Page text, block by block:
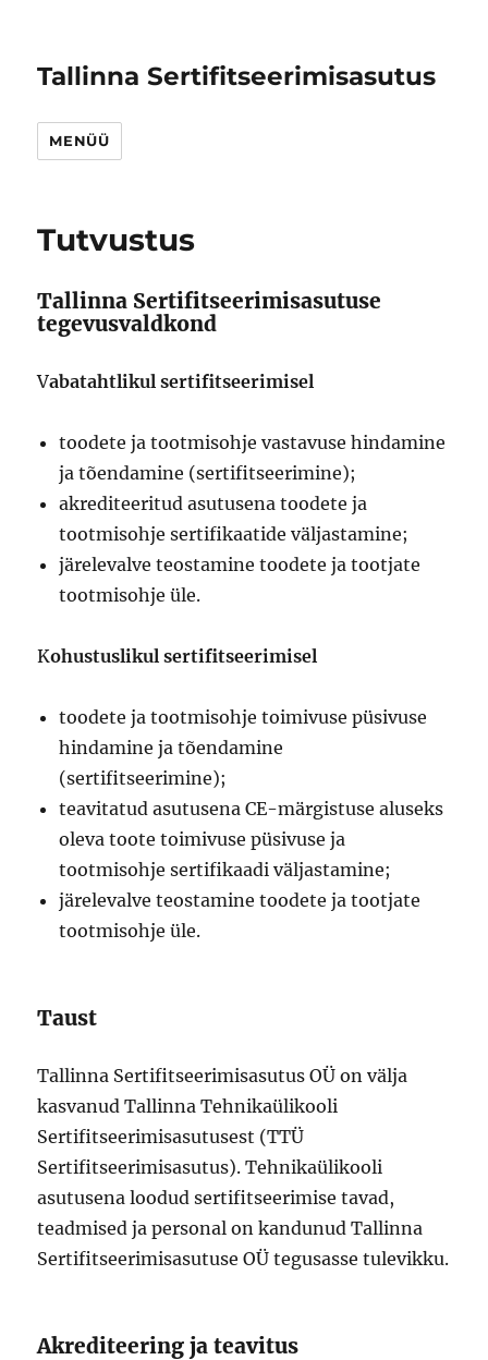
Tallinna Sertifitseerimisasutus
MENÜÜ
Tutvustus
Tallinna Sertifitseerimisasutuse
tegevusvaldkond
Vabatahtlikul sertifitseerimisel
toodete ja tootmisohje vastavuse hindamine
ja tõendamine (sertifitseerimine);
akrediteeritud asutusena toodete ja
tootmisohje sertifikaatide väljastamine;
järelevalve teostamine toodete ja tootjate
tootmisohje üle.
Kohustuslikul sertifitseerimisel
toodete ja tootmisohje toimivuse püsivuse
hindamine ja tõendamine
(sertifitseerimine);
teavitatud asutusena CE-märgistuse aluseks
oleva toote toimivuse püsivuse ja
tootmisohje sertifikaadi väljastamine;
järelevalve teostamine toodete ja tootjate
tootmisohje üle.
Taust
Tallinna Sertifitseerimisasutus OÜ on välja
kasvanud Tallinna Tehnikaülikooli
Sertifitseerimisasutusest (TTÜ
Sertifitseerimisasutus). Tehnikaülikooli
asutusena loodud sertifitseerimise tavad,
teadmised ja personal on kandunud Tallinna
Sertifitseerimisasutuse OÜ tegusasse tulevikku.
Akrediteering ja teavitus